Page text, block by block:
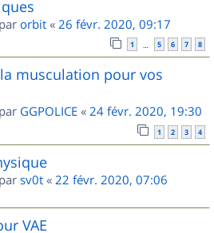
orbit « 26 févr. 2020, 09:17
1 … 5 6 7 8
musculation pour vos
GGPOLICE « 24 févr. 2020, 19:30
1 2 3 4
sv0t « 22 févr. 2020, 07:06
VAE